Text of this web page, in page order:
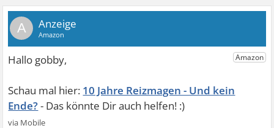
A
10 Jahre Reizmagen - Und kein
Ende?